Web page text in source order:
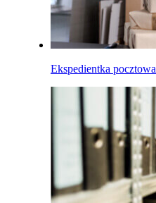
Ekspedientka pocztowa